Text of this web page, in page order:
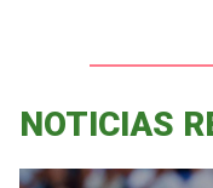
NOTICIAS